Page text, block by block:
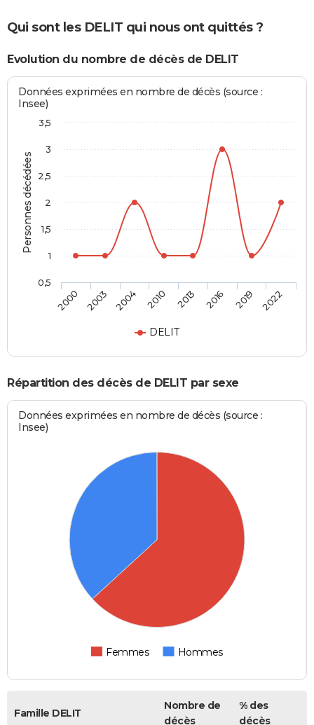
Qui sont les DELIT qui nous ont quittés ?
Evolution du nombre de décès de DELIT
Personnes décédées
Données exprimées en nombre de décès (source :
Insee)
DELIT
2000 2003 2004 2010 2013 2016 2019 2022
0,5
1
1,5
2
2,5
3
3,5
Répartition des décès de DELIT par sexe
Données exprimées en nombre de décès (source :
Insee)
Femmes Hommes
Famille DELIT
Nombre de
décès
% des
décès